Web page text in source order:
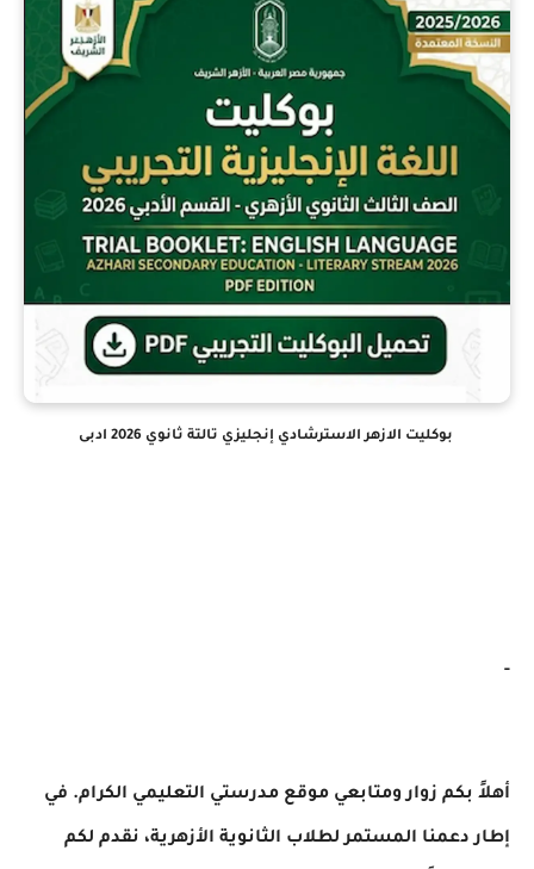
بوكليت الازهر الاسترشادي إنجليزي تالتة ثانوي 2026 ادبى
-
أهلاً بكم زوار ومتابعي موقع مدرستي التعليمي الكرام. في
إطار دعمنا المستمر لطلاب الثانوية الأزهرية، نقدم لكم